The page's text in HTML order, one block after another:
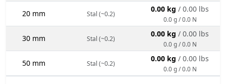
20 mm Stal (~0.2)
0.00 kg / 0.00 lbs
0.0 g / 0.0 N
30 mm Stal (~0.2)
0.00 kg / 0.00 lbs
0.0 g / 0.0 N
50 mm Stal (~0.2)
0.00 kg / 0.00 lbs
0.0 g / 0.0 N